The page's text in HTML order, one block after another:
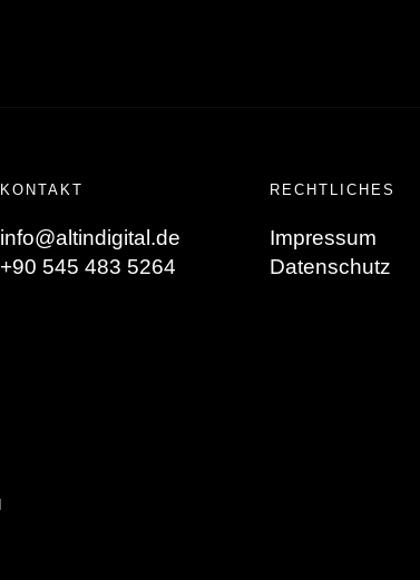
KONTAKT
info@altindigital.de
+90 545 483 5264
RECHTLICHES
Impressum
Datenschutz